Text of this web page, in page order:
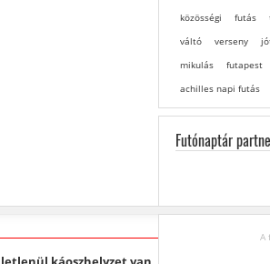
közösségi futás
váltó
verseny
mikulás
futapest
achilles napi futás
Futónaptár
A